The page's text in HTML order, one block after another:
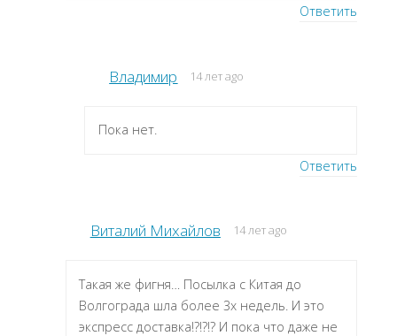
Ответить
Владимир 14 лет ago
Пока нет.
Ответить
Виталий Михайлов 14 лет ago
Такая же фигня… Посылка с Китая до
Волгограда шла более 3х недель. И это
экспресс доставка!?!?!? И пока что даже не